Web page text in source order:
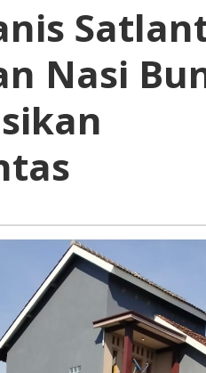
Nasi